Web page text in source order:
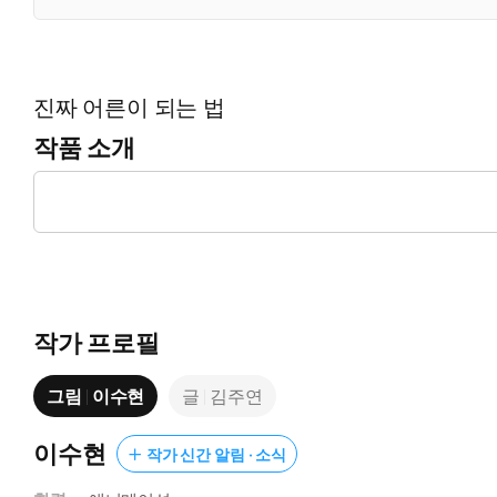
진짜 어른이 되는 법
작품 소개
작가 프로필
그림 이수현 글 김주연
이수현 작가 신간 알림 · 소식